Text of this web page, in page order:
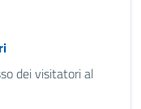
dei visitatori al